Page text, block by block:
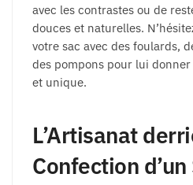
avec les contrastes ou de
douces et naturelles.
votre sac avec des foulards,
des pompons pour lui
et unique.
L’Artisanat
Confection